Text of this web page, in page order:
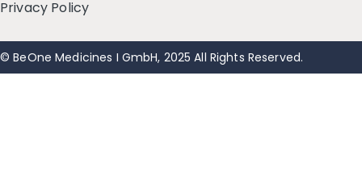
Privacy Policy
© BeOne Medicines I GmbH, 2025 All Rights Reserved.